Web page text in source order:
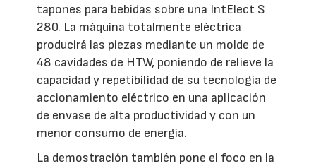
tapones para bebidas sobre una IntElect S
280. La máquina totalmente eléctrica
producirá las piezas mediante un molde de
48 cavidades de HTW, poniendo de relieve la
capacidad y repetibilidad de su tecnología de
accionamiento eléctrico en una aplicación
de envase de alta productividad y con un
menor consumo de energía.
La demostración también pone el foco en la